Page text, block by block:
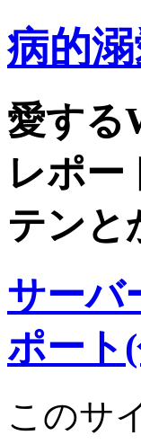
病的
愛する
レポー
テンと
サーバ
ポート
このサ